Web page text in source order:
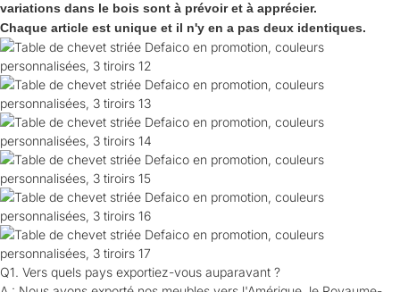
variations dans le bois sont à prévoir et à apprécier.
Chaque article est unique et il n'y en a pas deux identiques.
Q1. Vers quels pays exportiez-vous auparavant ?